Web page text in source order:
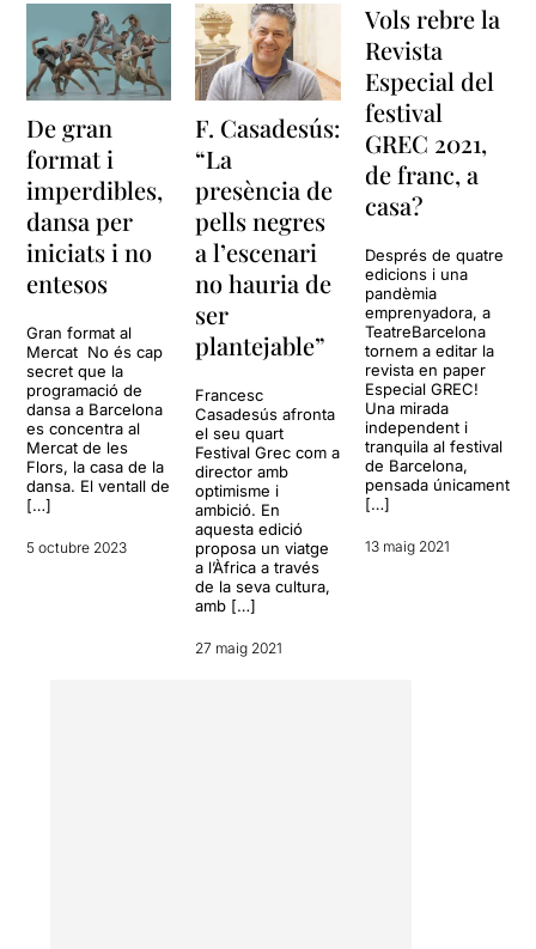
De gran
format i
imperdibles,
dansa per
iniciats i no
entesos
Gran format al
Mercat No és cap
secret que la
programació de
dansa a Barcelona
es concentra al
Mercat de les
Flors, la casa de la
dansa. El ventall de
[…]
5 octubre 2023
F. Casadesús:
“La
presència de
pells negres
a l’escenari
no hauria de
ser
plantejable”
Francesc
Casadesús afronta
el seu quart
Festival Grec com a
director amb
optimisme i
ambició. En
aquesta edició
proposa un viatge
a l’Àfrica a través
de la seva cultura,
amb […]
27 maig 2021
Vols rebre la
Revista
Especial del
festival
GREC 2021,
de franc, a
casa?
Després de quatre
edicions i una
pandèmia
emprenyadora, a
TeatreBarcelona
tornem a editar la
revista en paper
Especial GREC!
Una mirada
independent i
tranquila al festival
de Barcelona,
pensada únicament
[…]
13 maig 2021